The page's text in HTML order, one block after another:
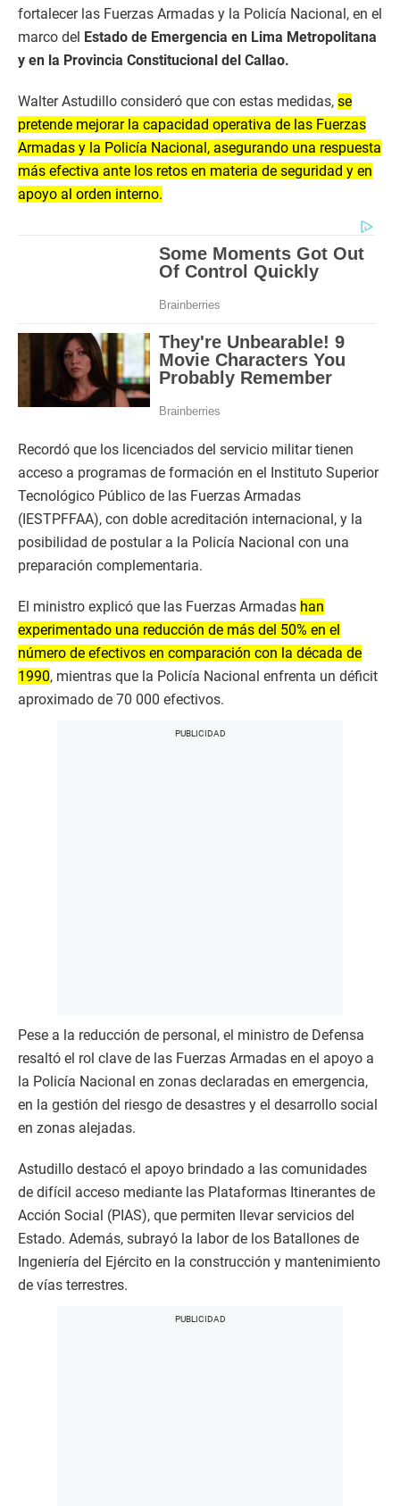
fortalecer las Fuerzas Armadas y la Policía Nacional, en el
marco del Estado de Emergencia en Lima Metropolitana
y en la Provincia Constitucional del Callao.
Walter Astudillo consideró que con estas medidas, se
pretende mejorar la capacidad operativa de las Fuerzas
Armadas y la Policía Nacional, asegurando una respuesta
más efectiva ante los retos en materia de seguridad y en
apoyo al orden interno.
Recordó que los licenciados del servicio militar tienen
acceso a programas de formación en el Instituto Superior
Tecnológico Público de las Fuerzas Armadas
(IESTPFFAA), con doble acreditación internacional, y la
posibilidad de postular a la Policía Nacional con una
preparación complementaria.
El ministro explicó que las Fuerzas Armadas han
experimentado una reducción de más del 50% en el
número de efectivos en comparación con la década de
1990, mientras que la Policía Nacional enfrenta un déficit
aproximado de 70 000 efectivos.
Pese a la reducción de personal, el ministro de Defensa
resaltó el rol clave de las Fuerzas Armadas en el apoyo a
la Policía Nacional en zonas declaradas en emergencia,
en la gestión del riesgo de desastres y el desarrollo social
en zonas alejadas.
Astudillo destacó el apoyo brindado a las comunidades
de difícil acceso mediante las Plataformas Itinerantes de
Acción Social (PIAS), que permiten llevar servicios del
Estado. Además, subrayó la labor de los Batallones de
Ingeniería del Ejército en la construcción y mantenimiento
de vías terrestres.